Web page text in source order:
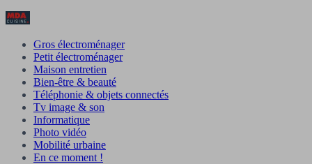
Gros électroménager
Petit électroménager
Maison entretien
Bien-être & beauté
Téléphonie & objets connectés
Tv image & son
Informatique
Photo vidéo
Mobilité urbaine
En ce moment !